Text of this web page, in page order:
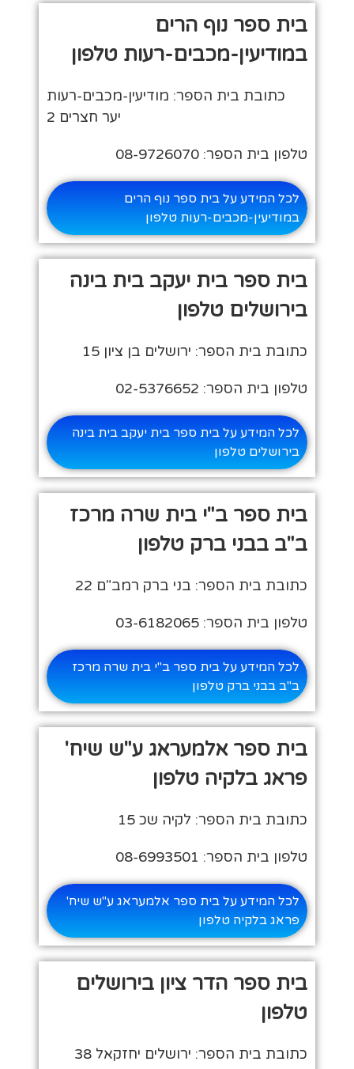
בית ספר נוף הרים
במודיעין-מכבים-רעות טלפון
כתובת בית הספר: מודיעין-מכבים-רעות
יער חצרים 2
טלפון בית הספר: 08-9726070
לכל המידע על בית ספר נוף הרים
במודיעין-מכבים-רעות טלפון
בית ספר בית יעקב בית בינה
בירושלים טלפון
כתובת בית הספר: ירושלים בן ציון 15
טלפון בית הספר: 02-5376652
לכל המידע על בית ספר בית יעקב בית בינה
בירושלים טלפון
בית ספר ב"י בית שרה מרכז
ב"ב בבני ברק טלפון
כתובת בית הספר: בני ברק רמב"ם 22
טלפון בית הספר: 03-6182065
לכל המידע על בית ספר ב"י בית שרה מרכז
ב"ב בבני ברק טלפון
בית ספר אלמעראג ע"ש שיח'
פראג בלקיה טלפון
כתובת בית הספר: לקיה שכ 15
טלפון בית הספר: 08-6993501
לכל המידע על בית ספר אלמעראג ע"ש שיח'
פראג בלקיה טלפון
בית ספר הדר ציון בירושלים
טלפון
כתובת בית הספר: ירושלים יחזקאל 38